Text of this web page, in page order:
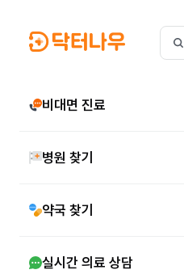
비대면 진료
병원 찾기
약국 찾기
실시간 의료 상담